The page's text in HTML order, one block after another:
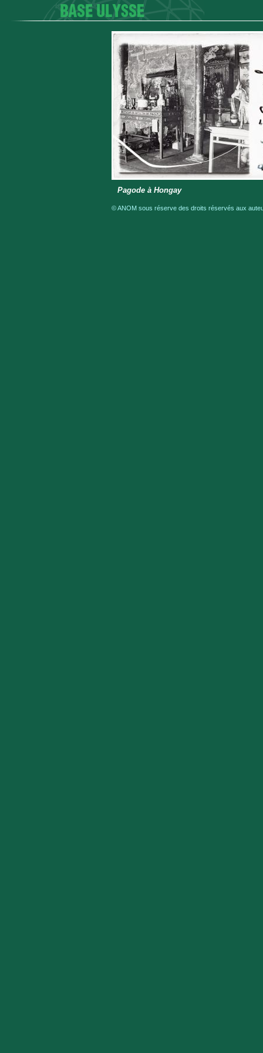
Pagode à Hongay
© ANOM sous réserve des droits réservés aux